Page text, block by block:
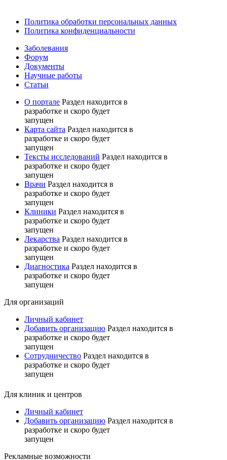
Политика обработки персональных данных
Политика конфиденциальности
Заболевания
Форум
Документы
Научные работы
Статьи
О портале Раздел находится в
разработке и скоро будет
запущен
Карта сайта Раздел находится в
разработке и скоро будет
запущен
Тексты исследований Раздел находится в
разработке и скоро будет
запущен
Врачи Раздел находится в
разработке и скоро будет
запущен
Клиники Раздел находится в
разработке и скоро будет
запущен
Лекарства Раздел находится в
разработке и скоро будет
запущен
Диагностика Раздел находится в
разработке и скоро будет
запущен
Для организаций
Личный кабинет
Добавить организацию Раздел находится в
разработке и скоро будет
запущен
Сотрудничество Раздел находится в
разработке и скоро будет
запущен
Для клиник и центров
Личный кабинет
Добавить организацию Раздел находится в
разработке и скоро будет
запущен
Рекламные возможности